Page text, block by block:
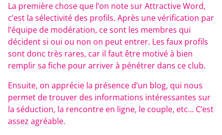
La première chose que l’on note sur Attractive Word,
c’est la sélectivité des profils. Après une vérification par
l’équipe de modération, ce sont les membres qui
décident si oui ou non on peut entrer. Les faux profils
sont donc très rares, car il faut être motivé à bien
remplir sa fiche pour arriver à pénétrer dans ce club.
Ensuite, on apprécie la présence d’un blog, qui nous
permet de trouver des informations intéressantes sur
la séduction, la rencontre en ligne, le couple, etc… C’est
assez agréable.